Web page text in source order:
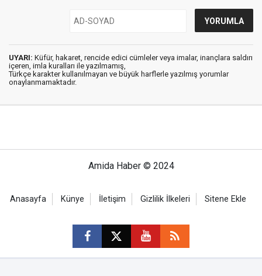
UYARI: Küfür, hakaret, rencide edici cümleler veya imalar, inançlara saldırı
içeren, imla kuralları ile yazılmamış,
Türkçe karakter kullanılmayan ve büyük harflerle yazılmış yorumlar
onaylanmamaktadır.
Amida Haber © 2024
Anasayfa Künye İletişim Gizlilik İlkeleri Sitene Ekle